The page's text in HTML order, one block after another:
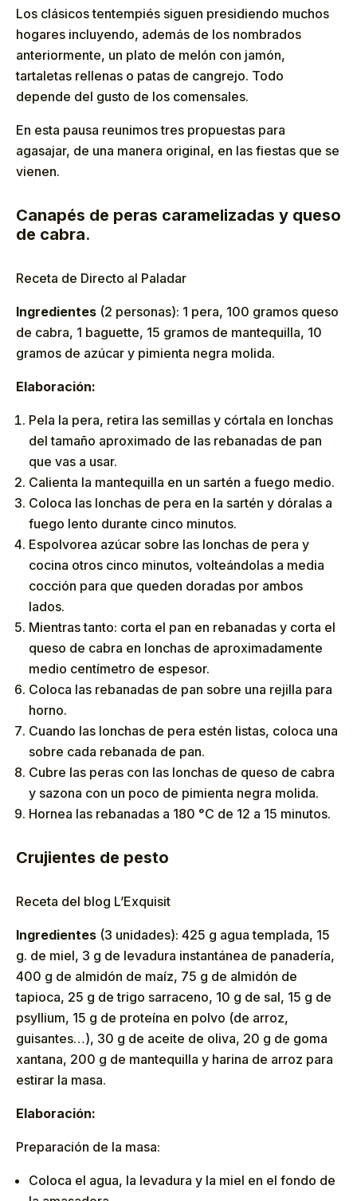
Los clásicos tentempiés siguen presidiendo muchos
hogares incluyendo, además de los nombrados
anteriormente, un plato de melón con jamón,
tartaletas rellenas o patas de cangrejo. Todo
depende del gusto de los comensales.
En esta pausa reunimos tres propuestas para
agasajar, de una manera original, en las fiestas que se
vienen.
Canapés de peras caramelizadas y queso
de cabra.
Receta de Directo al Paladar
Ingredientes (2 personas): 1 pera, 100 gramos queso
de cabra, 1 baguette, 15 gramos de mantequilla, 10
gramos de azúcar y pimienta negra molida.
Elaboración:
Pela la pera, retira las semillas y córtala en lonchas
del tamaño aproximado de las rebanadas de pan
que vas a usar.
Calienta la mantequilla en un sartén a fuego medio.
Coloca las lonchas de pera en la sartén y dóralas a
fuego lento durante cinco minutos.
Espolvorea azúcar sobre las lonchas de pera y
cocina otros cinco minutos, volteándolas a media
cocción para que queden doradas por ambos
lados.
Mientras tanto: corta el pan en rebanadas y corta el
queso de cabra en lonchas de aproximadamente
medio centímetro de espesor.
Coloca las rebanadas de pan sobre una rejilla para
horno.
Cuando las lonchas de pera estén listas, coloca una
sobre cada rebanada de pan.
Cubre las peras con las lonchas de queso de cabra
y sazona con un poco de pimienta negra molida.
Hornea las rebanadas a 180 °C de 12 a 15 minutos.
Crujientes de pesto
Receta del blog L’Exquisit
Ingredientes (3 unidades): 425 g agua templada, 15
g. de miel, 3 g de levadura instantánea de panadería,
400 g de almidón de maíz, 75 g de almidón de
tapioca, 25 g de trigo sarraceno, 10 g de sal, 15 g de
psyllium, 15 g de proteína en polvo (de arroz,
guisantes…), 30 g de aceite de oliva, 20 g de goma
xantana, 200 g de mantequilla y harina de arroz para
estirar la masa.
Elaboración:
Preparación de la masa:
Coloca el agua, la levadura y la miel en el fondo de